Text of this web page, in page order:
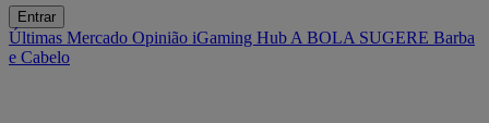
Entrar
Últimas Mercado Opinião iGaming Hub A BOLA SUGERE Barba
e Cabelo